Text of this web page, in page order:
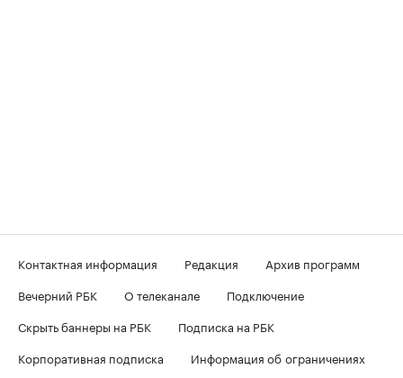
Контактная информация Редакция
Архив программ
Вечерний РБК
О телеканале
Подключение
Скрыть баннеры на РБК
Подписка на РБК
Корпоративная подписка
Информация об ограничениях